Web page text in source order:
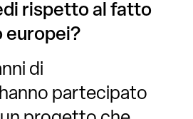
rispetto al fatto
europei?
di
partecipato